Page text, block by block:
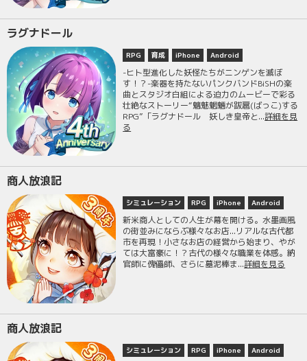
ラグナドール
RPG 育成 iPhone Android
-ヒト型進化した妖怪たちがニンゲンを滅ぼ
す！？-楽器を持たないパンクバンドBiSHの楽
曲とスタジオ白組による迫力のムービーで彩る
壮絶なストーリー“魑魅魍魎が跋扈(ばっこ)する
RPG”「ラグナドール 妖しき皇帝と...詳細を見
る
商人放浪記
シミュレーション RPG iPhone Android
新米商人としての人生が幕を開ける。水墨画風
の街並みにならぶ様々なお店...リアルな古代都
市を再現！小さなお店の経営から始まり、やが
ては大富豪に！？古代の様々な職業を体感。納
官師に傀儡師、さらに墓泥棒ま...詳細を見る
商人放浪記
シミュレーション RPG iPhone Android